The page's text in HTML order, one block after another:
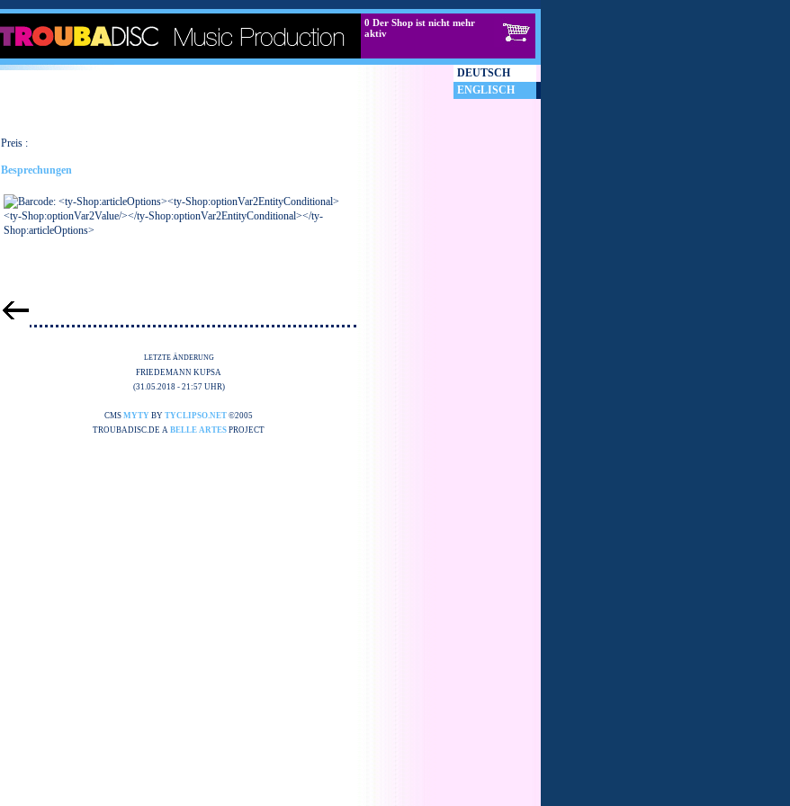
0 Der Shop ist nicht mehr
aktiv
DEUTSCH
ENGLISCH
Preis :
Besprechungen
LETZTE ÄNDERUNG
FRIEDEMANN KUPSA
(31.05.2018 - 21:57 UHR)
CMS MYTY BY TYCLIPSO.NET ©2005
TROUBADISC.DE A BELLE ARTES PROJECT